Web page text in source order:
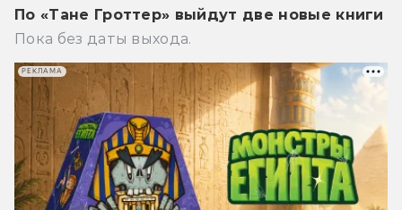
По «Тане Гроттер» выйдут две новые книги
Пока без даты выхода.
РЕКЛАМА